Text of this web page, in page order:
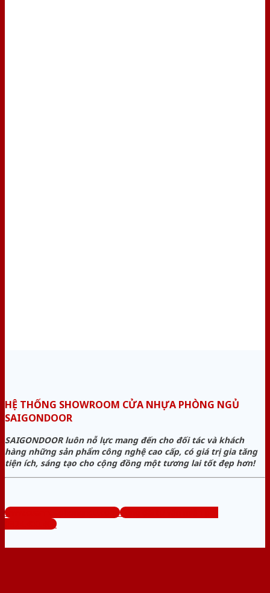
HỆ THỐNG SHOWROOM CỬA NHỰA PHÒNG NGỦ
SAIGONDOOR
SAIGONDOOR luôn nỗ lực mang đến cho đối tác và khách
hàng những sản phẩm công nghệ cao cấp, có giá trị gia tăng
tiện ích, sáng tạo cho cộng đồng một tương lai tốt đẹp hơn!
www.cuanhuaphongngu.com
Tổng đài tư vấn miễn phí:
0824.400.400